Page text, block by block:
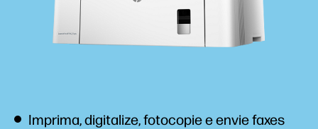
Imprima, digitalize, fotocopie e envie faxes